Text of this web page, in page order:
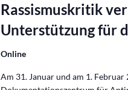
Rassismuskritik
Unterstützung für
Online
Am 31. Januar und am 1.